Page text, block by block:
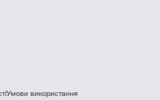
Умови використання